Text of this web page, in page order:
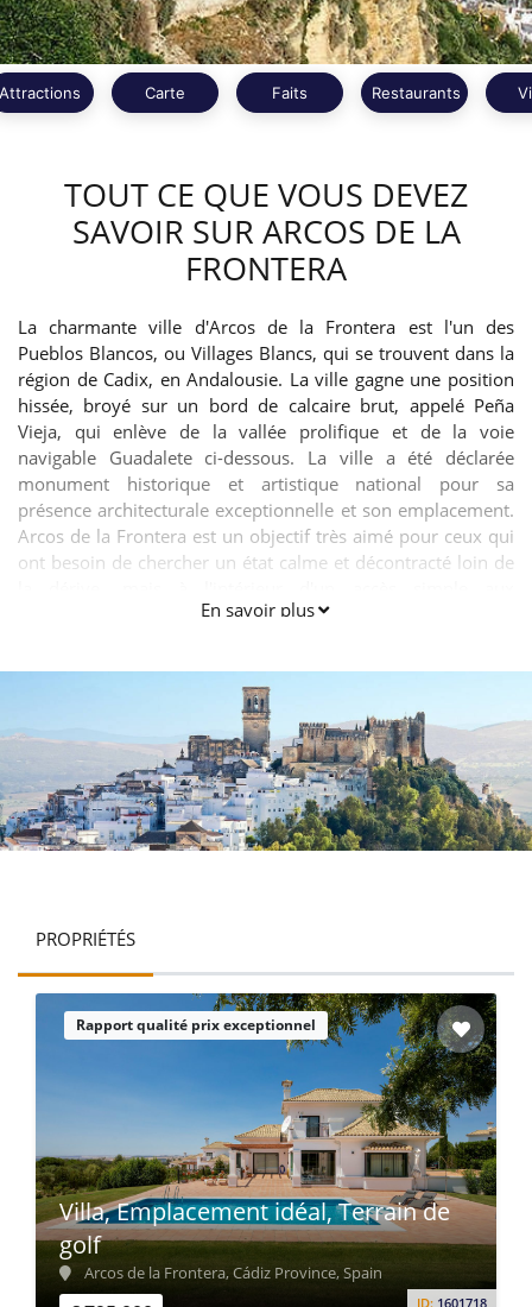
Attractions Carte Faits Restaurants
TOUT CE QUE VOUS DEVEZ
SAVOIR SUR ARCOS DE LA
FRONTERA
La charmante ville d'Arcos de la Frontera est l'un des
Pueblos Blancos, ou Villages Blancs, qui se trouvent dans la
région de Cadix, en Andalousie. La ville gagne une position
hissée, broyé sur un bord de calcaire brut, appelé Peña
Vieja, qui enlève de la vallée prolifique et de la voie
navigable Guadalete ci-dessous. La ville a été déclarée
monument historique et artistique national pour sa
présence architecturale exceptionnelle et son emplacement.
Arcos de la Frontera est un objectif très aimé pour ceux qui
ont besoin de chercher un état calme et décontracté loin de
installations, villes et rivages de la côte. Il a également été
lieu de mariage idéal et habituel.
En savoir plus
PROPRIÉTÉS
Rapport qualité prix exceptionnel
ID: 1601718
Villa, Emplacement idéal, Terrain de
golf
Arcos de la Frontera, Cádiz Province, Spain